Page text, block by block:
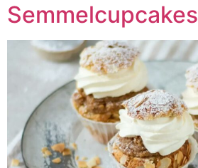
Semmelcupcakes